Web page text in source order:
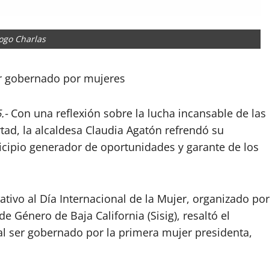
Charlas
por mujeres
Con una reflexión sobre la lucha incansable de las
la alcaldesa Claudia Agatón refrendó su
generador de oportunidades y garante de los
al Día Internacional de la Mujer, organizado por
Género de Baja California (Sisig), resaltó el
ser gobernado por la primera mujer presidenta,